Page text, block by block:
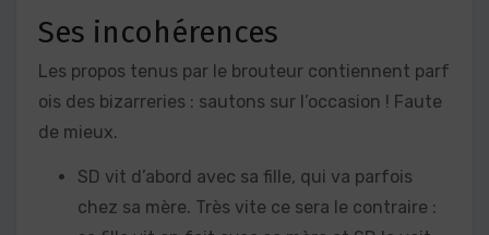
Ses incohérences
Les propos tenus par le brouteur contiennent parf
ois des bizarreries : sautons sur l’occasion ! Faute
de mieux.
SD vit d’abord avec sa fille, qui va parfois
chez sa mère. Très vite ce sera le contraire :